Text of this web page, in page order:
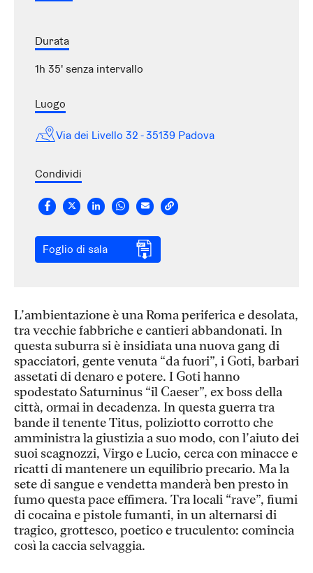
Durata
1h 35' senza intervallo
Luogo
Via dei Livello 32 - 35139 Padova
Condividi
Foglio di sala
L’ambientazione è una Roma periferica e desolata,
tra vecchie fabbriche e cantieri abbandonati. In
questa suburra si è insidiata una nuova gang di
spacciatori, gente venuta “da fuori”, i Goti, barbari
assetati di denaro e potere. I Goti hanno
spodestato Saturninus “il Caeser”, ex boss della
città, ormai in decadenza. In questa guerra tra
bande il tenente Titus, poliziotto corrotto che
amministra la giustizia a suo modo, con l’aiuto dei
suoi scagnozzi, Virgo e Lucio, cerca con minacce e
ricatti di mantenere un equilibrio precario. Ma la
sete di sangue e vendetta manderà ben presto in
fumo questa pace effimera. Tra locali “rave”, fiumi
di cocaina e pistole fumanti, in un alternarsi di
tragico, grottesco, poetico e truculento: comincia
così la caccia selvaggia.